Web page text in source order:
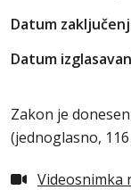
Datum
Datum
Zakon je
(jednoglasno,
Videosnimka